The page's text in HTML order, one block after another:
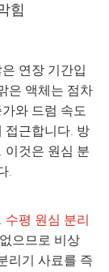
힘
연장 기간입
은 액체는 점차
와 드럼 속도
접근합니다. 방
이것은 원심 분
.
수평 원심 분리
으므로 비상
리기 사료를 즉